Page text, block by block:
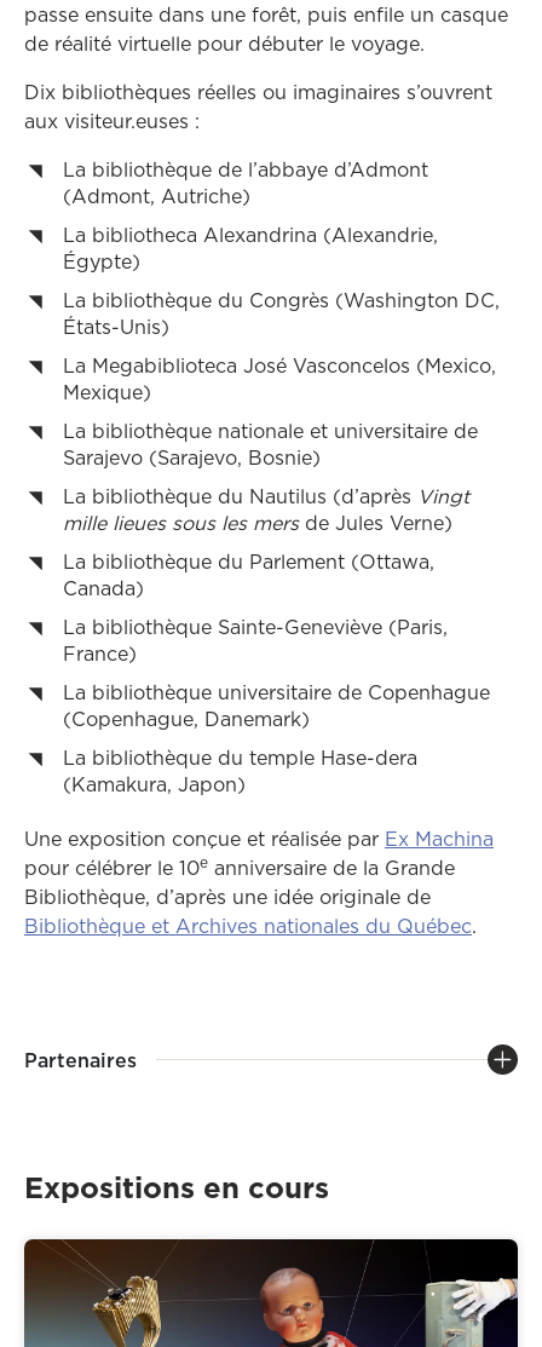
passe ensuite dans une forêt, puis enfile un casque
de réalité virtuelle pour débuter le voyage.
Dix bibliothèques réelles ou imaginaires s’ouvrent
aux visiteur.euses :
La bibliothèque de l’abbaye d’Admont
(Admont, Autriche)
La bibliotheca Alexandrina (Alexandrie,
Égypte)
La bibliothèque du Congrès (Washington DC,
États-Unis)
La Megabiblioteca José Vasconcelos (Mexico,
Mexique)
La bibliothèque nationale et universitaire de
Sarajevo (Sarajevo, Bosnie)
La bibliothèque du Nautilus (d’après Vingt
mille lieues sous les mersde Jules Verne)
La bibliothèque du Parlement (Ottawa,
Canada)
La bibliothèque Sainte-Geneviève (Paris,
France)
La bibliothèque universitaire de Copenhague
(Copenhague, Danemark)
La bibliothèque du temple Hase-dera
(Kamakura, Japon)
Une exposition conçue et réalisée par Ex Machina
pour célébrer le 10e anniversaire de la Grande
Bibliothèque, d’après une idée originale de
Bibliothèque et Archives nationales du QuébecCe
.
Partenaires
Expositions en cours